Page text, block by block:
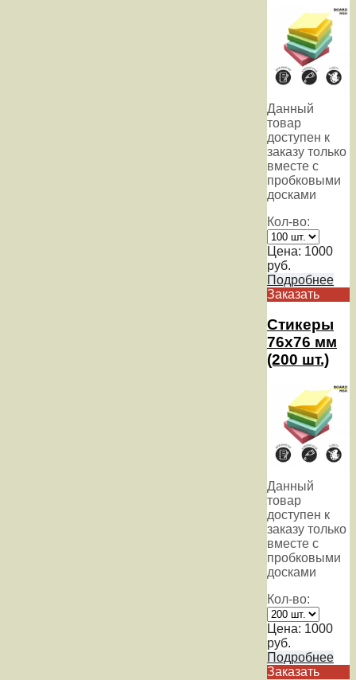
Данный
товар
доступен к
заказу только
вместе с
пробковыми
досками
Кол-во:
Цена: 1000
руб.
Подробнее
Заказать
Стикеры
76х76 мм
(200 шт.)
Данный
товар
доступен к
заказу только
вместе с
пробковыми
досками
Кол-во:
Цена: 1000
руб.
Подробнее
Заказать